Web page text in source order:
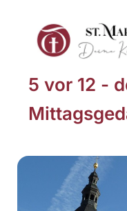
5 vor 12 -